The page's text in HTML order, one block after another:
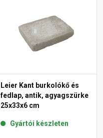
Leier Kant burkolókő és
fedlap, antik, agyagszürke
25x33x6 cm
Gyártói készleten